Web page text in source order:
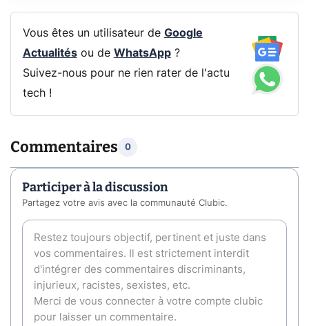
Vous êtes un utilisateur de Google
Actualitésou de WhatsApp?
Suivez-nous pour ne rien rater de l'actu
tech !
Commentaires 0
Participer à la discussion
Partagez votre avis avec la communauté Clubic.